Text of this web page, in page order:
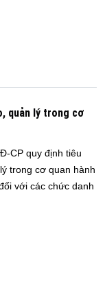
quản lý trong cơ
CP quy định tiêu
trong cơ quan hành
với các chức danh